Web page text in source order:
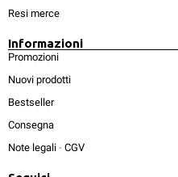
Resi merce
Informazioni
Promozioni
Nuovi prodotti
Bestseller
Consegna
Note legali - CGV